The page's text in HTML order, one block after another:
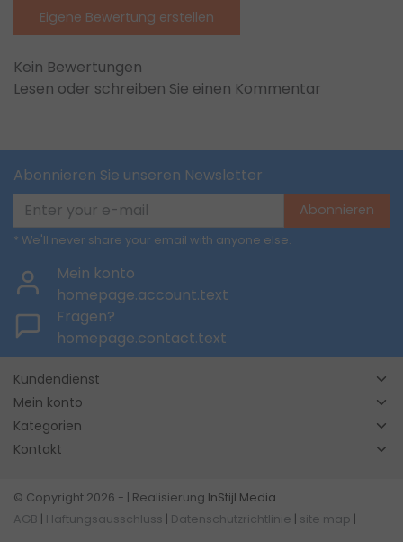
Eigene Bewertung erstellen
Kein Bewertungen
Lesen oder schreiben Sie einen Kommentar
Abonnieren Sie unseren Newsletter
Abonnieren
* We'll never share your email with anyone else.
Mein konto
homepage.account.text
Fragen?
homepage.contact.text
Kundendienst
Mein konto
Kategorien
Kontakt
© Copyright 2026 - | Realisierung InStijl Media
AGB
Haftungsausschluss Datenschutzrichtlinie site map